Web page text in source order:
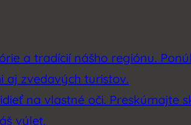
a tradícií nášho regiónu.
aj zvedavých turistov.
na vlastné oči. Preskúmajte
výlet.